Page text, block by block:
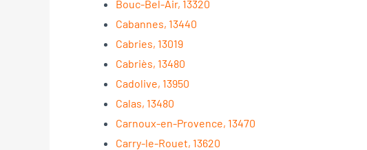
Bouc-Bel-Air, 13320
Cabannes, 13440
Cabries, 13019
Cabriès, 13480
Cadolive, 13950
Calas, 13480
Carnoux-en-Provence, 13470
Carry-le-Rouet, 13620